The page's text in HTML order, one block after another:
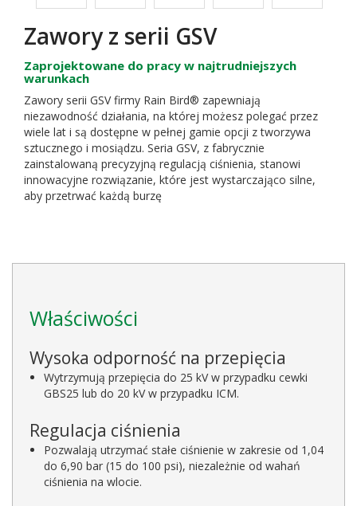
Zawory z serii GSV
Zaprojektowane do pracy w najtrudniejszych
warunkach
Zawory serii GSV firmy Rain Bird® zapewniają
niezawodność działania, na której możesz polegać przez
wiele lat i są dostępne w pełnej gamie opcji z tworzywa
sztucznego i mosiądzu. Seria GSV, z fabrycznie
zainstalowaną precyzyjną regulacją ciśnienia, stanowi
innowacyjne rozwiązanie, które jest wystarczająco silne,
aby przetrwać każdą burzę
Właściwości
Wysoka odporność na przepięcia
Wytrzymują przepięcia do 25 kV w przypadku cewki
GBS25 lub do 20 kV w przypadku ICM.
Regulacja ciśnienia
Pozwalają utrzymać stałe ciśnienie w zakresie od 1,04
do 6,90 bar (15 do 100 psi), niezależnie od wahań
ciśnienia na wlocie.